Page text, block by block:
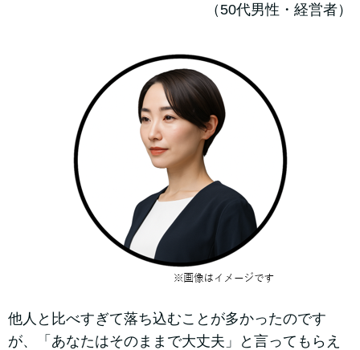
（50代男性・経営者）
他人と比べすぎて落ち込むことが多かったのです
が、「あなたはそのままで大丈夫」と言ってもらえ